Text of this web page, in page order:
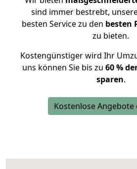
sind immer bestrebt,
besten Service zu den besten
zu bieten.
Kostengünstiger wird Ihr
uns können Sie bis zu 60 %
sparen.
Kostenlose Angebote